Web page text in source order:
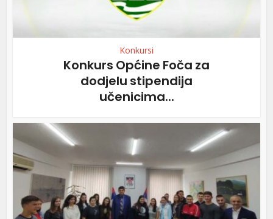
Konkursi
Konkurs Općine Foča za
dodjelu stipendija
učenicima...